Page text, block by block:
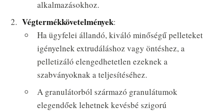
alkalmazásokhoz.
Végtermékkövetelmények:
Ha ügyfelei állandó, kiváló minőségű pelleteket
igényelnek extrudáláshoz vagy öntéshez, a
pelletizáló elengedhetetlen ezeknek a
szabványoknak a teljesítéséhez.
A granulátorból származó granulátumok
elegendőek lehetnek kevésbé szigorú